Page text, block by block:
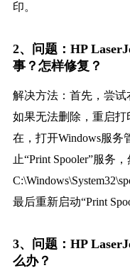
印。
2、问题：HP
事？怎样修复？
解决方法：首先，尝试
如果无法删除，重启
在，打开Windows服务
止“Print Spooler”服务
最后重新启动“Print
3、问题：HP
么办？